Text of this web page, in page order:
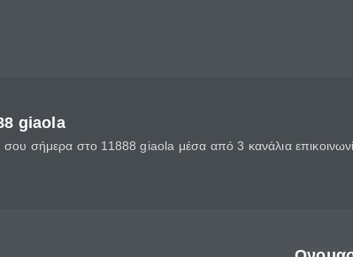
giaola
σου σήμερα στο 11888 giaola μέσα από 3 κανάλια